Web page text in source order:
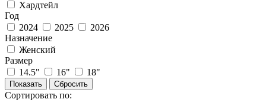
Хардтейл
Год
2024
2025
2026
Назначение
Женский
Размер
14.5"
16" 18"
Сортировать по: